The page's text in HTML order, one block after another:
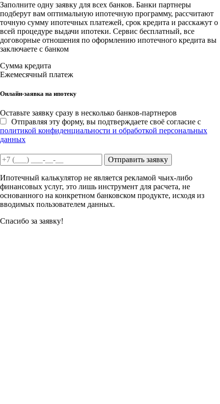
Заполните одну заявку для всех банков. Банки партнеры
подберут вам оптимальную ипотечную программу, рассчитают
точную сумму ипотечных платежей, срок кредита и расскажут о
всей процедуре выдачи ипотеки. Сервис бесплатный, все
договорные отношения по оформлению ипотечного кредита вы
заключаете с банком
Сумма кредита
Ежемесячный платеж
Онлайн-заявка на ипотеку
Оставьте заявку сразу в несколько банков-партнеров
Отправляя эту форму, вы подтверждаете своё согласие с
политикой конфиденциальности и обработкой персональных
данных
Отправить заявку
Ипотечный калькулятор не является рекламой чьих-либо
финансовых услуг, это лишь инструмент для расчета, не
основанного на конкретном банковском продукте, исходя из
вводимых пользователем данных.
Спасибо за заявку!